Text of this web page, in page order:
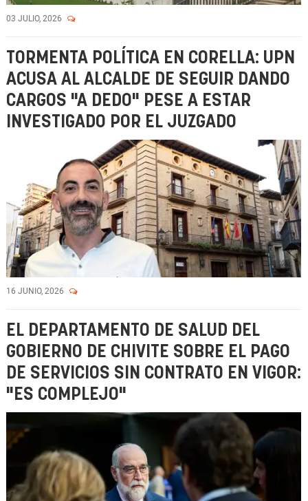
03 JULIO, 2026
TORMENTA POLÍTICA EN CORELLA: UPN
ACUSA AL ALCALDE DE SEGUIR DANDO
CARGOS "A DEDO" PESE A ESTAR
INVESTIGADO POR EL JUZGADO
16 JUNIO, 2026
EL DEPARTAMENTO DE SALUD DEL
GOBIERNO DE CHIVITE SOBRE EL PAGO
DE SERVICIOS SIN CONTRATO EN VIGOR:
"ES COMPLEJO"